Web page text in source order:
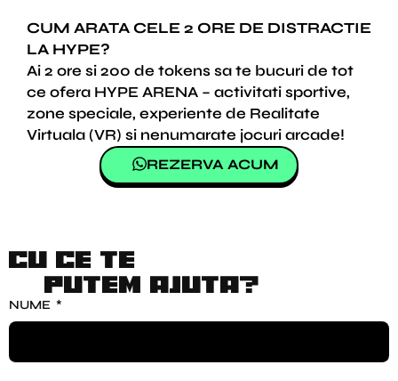
CUM ARATA CELE 2 ORE DE DISTRACTIE
LA HYPE?
Ai 2 ore si 200 de tokens sa te bucuri de tot
ce ofera HYPE ARENA – activitati sportive,
zone speciale, experiente de Realitate
Virtuala (VR) si nenumarate jocuri arcade!
REZERVA ACUM
Cu ce te
putem ajuta?
NUME